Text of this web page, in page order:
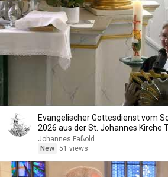
Evangelischer Gottesdienst vom
2026 aus der St. Johannes Kirche
Johannes Faßold
New 51 views